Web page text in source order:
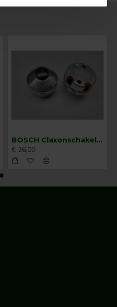
BOSCH Claxonschakelaar opbouw ⌀26 mm 0343007001
€ 26,00